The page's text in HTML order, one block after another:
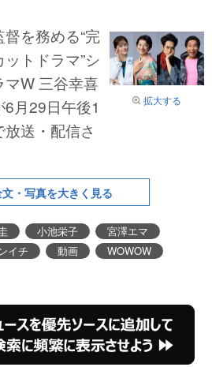
拡大する
を務める“完
トドラマ”シ
マW 三谷幸喜
6月29日午後1
送・配信さ
・写真を大きく見る
小池栄子
宮澤エマ
イチ 動画
WOWOW